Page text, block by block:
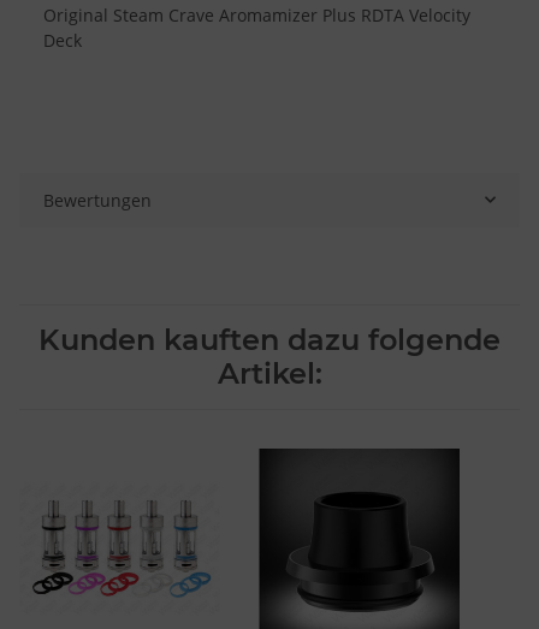
Original Steam Crave Aromamizer Plus RDTA Velocity
Deck
Bewertungen
Kunden kauften dazu folgende
Artikel: